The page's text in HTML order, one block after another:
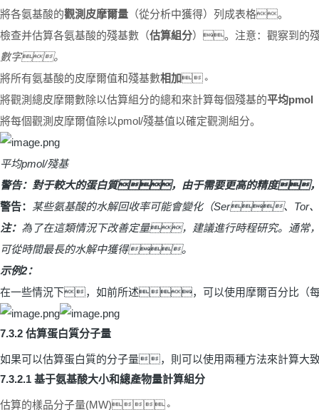
將各氨基酸的觀測皮摩爾量 （從分析中獲得）列成表格。
檢查并估算各氨基酸的殘基數（估算組分）。注意：觀察到的
數字。
將所有氨基酸的皮摩爾值和殘基數相加。
將觀測總皮摩爾數除以估算組分的總和來計算每個殘基的平均pmol
將每個觀測皮摩爾值除以pmol/殘基值以確定觀測組分。
平均pmol/殘基
警告：對于較大的蛋白質，由于需要更高的精度
警告： 某些氨基酸的水解回收率可能會變化（Ser、 Tor、
注： 為了在這類情況下改善定量，建議進行時程研究。通常
可從時間最長的水解中獲得。
示例2：
在一些情況下，如前所述，可以使用摩爾百分比（
7.3.2 估算蛋白質分子量
如果可以估算蛋白質的分子量，則可以使用兩種方法來計算大
7.3.2.1 基于氨基酸大小和總產物量計算組分
估算的樣品分子量(MW)。